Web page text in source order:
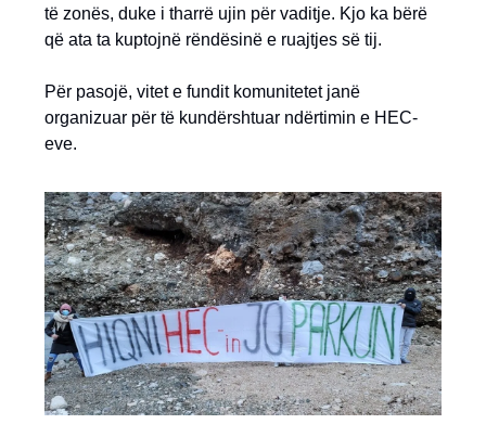
të zonës, duke i tharrë ujin për vaditje. Kjo ka bërë
që ata ta kuptojnë rëndësinë e ruajtjes së tij.
Për pasojë, vitet e fundit komunitetet janë
organizuar për të kundërshtuar ndërtimin e HEC-
eve.